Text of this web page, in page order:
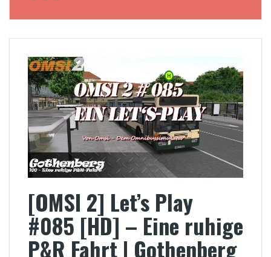
[OMSI 2] Let’s Play
#085 [HD] – Eine ruhige
P&R Fahrt | Gothenberg